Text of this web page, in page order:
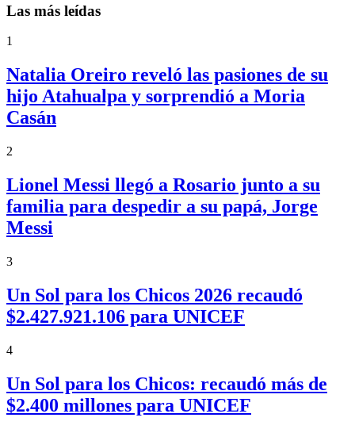
Las más leídas
1
Natalia Oreiro reveló las pasiones de su
hijo Atahualpa y sorprendió a Moria
Casán
2
Lionel Messi llegó a Rosario junto a su
familia para despedir a su papá, Jorge
Messi
3
Un Sol para los Chicos 2026 recaudó
$2.427.921.106 para UNICEF
4
Un Sol para los Chicos: recaudó más de
$2.400 millones para UNICEF